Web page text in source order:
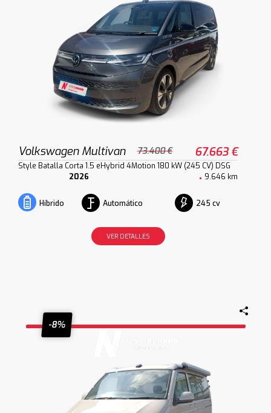
Volkswagen Multivan 73.400 € 67.663 €
Style Batalla Corta 1.5 eHybrid 4Motion 180 kW (245 CV) DSG
2026
9.646 km
Híbrido Automático 245 cv
VER DETALLES
-8%